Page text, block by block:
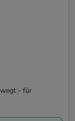
- für